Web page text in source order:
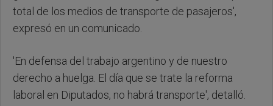
total de los medios de transporte de pasajeros',
expresó en un comunicado.
'En defensa del trabajo argentino y de nuestro
derecho a huelga. El día que se trate la reforma
laboral en Diputados, no habrá transporte', detalló.